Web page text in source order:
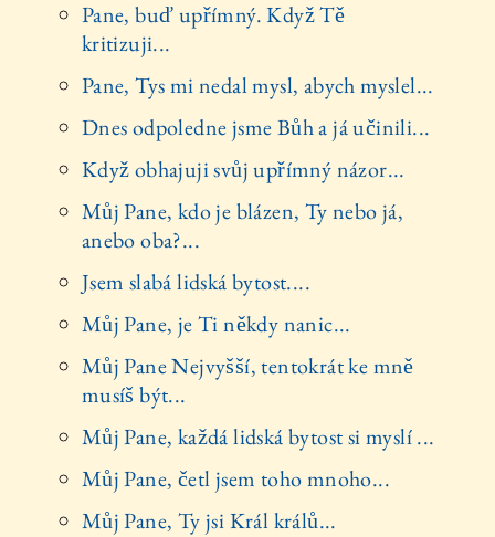
Pane, buď upřímný. Když Tě
kritizuji...
Pane, Tys mi nedal mysl, abych myslel...
Dnes odpoledne jsme Bůh a já učinili...
Když obhajuji svůj upřímný názor...
Můj Pane, kdo je blázen, Ty nebo já,
anebo oba?...
Jsem slabá lidská bytost....
Můj Pane, je Ti někdy nanic...
Můj Pane Nejvyšší, tentokrát ke mně
musíš být...
Můj Pane, každá lidská bytost si myslí ...
Můj Pane, četl jsem toho mnoho...
Můj Pane, Ty jsi Král králů...